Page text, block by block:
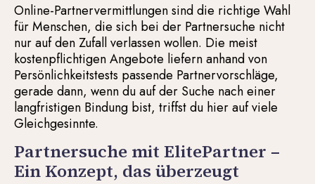
Online-Partnervermittlungen sind die richtige Wahl
für Menschen, die sich bei der Partnersuche nicht
nur auf den Zufall verlassen wollen. Die meist
kostenpflichtigen Angebote liefern anhand von
Persönlichkeitstests passende Partnervorschläge,
gerade dann, wenn du auf der Suche nach einer
langfristigen Bindung bist, triffst du hier auf viele
Gleichgesinnte.
Partnersuche mit ElitePartner –
Ein Konzept, das überzeugt